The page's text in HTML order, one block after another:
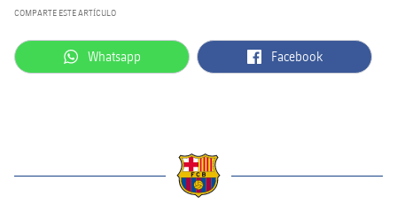
Palmarés
Alevín
Calendario
Clasificaciones
plusicon
más
Actualidad
Jugadores
Base
plusicon
más
Información general
COMPARTE ESTE ARTÍCULO
label.aria.whatsapp
Whatsapp label.aria.facebook
Facebook